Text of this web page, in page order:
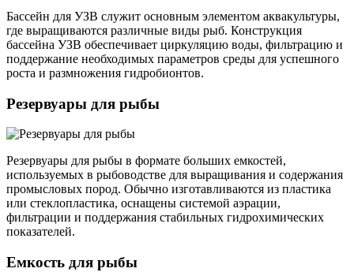
Бассейн для УЗВ служит основным элементом аквакультуры,
где выращиваются различные виды рыб. Конструкция
бассейна УЗВ обеспечивает циркуляцию воды, фильтрацию и
поддержание необходимых параметров среды для успешного
роста и размножения гидробионтов.
Резервуары для рыбы
Резервуары для рыбы в формате больших емкостей,
используемых в рыбоводстве для выращивания и содержания
промысловых пород. Обычно изготавливаются из пластика
или стеклопластика, оснащены системой аэрации,
фильтрации и поддержания стабильных гидрохимических
показателей.
Емкость для рыбы